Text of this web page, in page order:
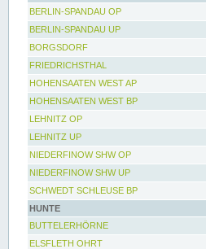
BERLIN-SPANDAU OP
BERLIN-SPANDAU UP
BORGSDORF
FRIEDRICHSTHAL
HOHENSAATEN WEST AP
HOHENSAATEN WEST BP
LEHNITZ OP
LEHNITZ UP
NIEDERFINOW SHW OP
NIEDERFINOW SHW UP
SCHWEDT SCHLEUSE BP
HUNTE
BUTTELERHÖRNE
ELSFLETH OHRT